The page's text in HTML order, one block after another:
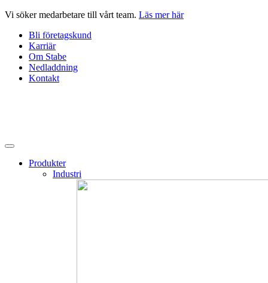
Hoppa
innehåll
Vi söker medarbetare till vårt team. Läs mer här
Bli företagskund
Karriär
Om Stabe
Nedladdning
Kontakt
Produkter
Industri